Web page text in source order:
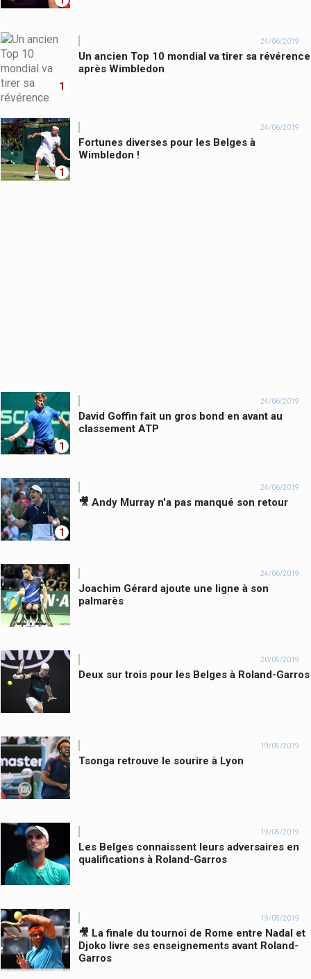
1
24/06/2019
Un ancien Top 10 mondial va tirer sa révérence
après Wimbledon
1
24/06/2019
Fortunes diverses pour les Belges à
Wimbledon !
1
24/06/2019
David Goffin fait un gros bond en avant au
classement ATP
1
24/06/2019
🎥 Andy Murray n'a pas manqué son retour
24/06/2019
Joachim Gérard ajoute une ligne à son
palmarès
20/05/2019
Deux sur trois pour les Belges à Roland-Garros
19/05/2019
Tsonga retrouve le sourire à Lyon
19/05/2019
Les Belges connaissent leurs adversaires en
qualifications à Roland-Garros
19/05/2019
🎥 La finale du tournoi de Rome entre Nadal et
Djoko livre ses enseignements avant Roland-
Garros